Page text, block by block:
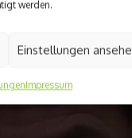
werden.
Einstellungen
Impressum